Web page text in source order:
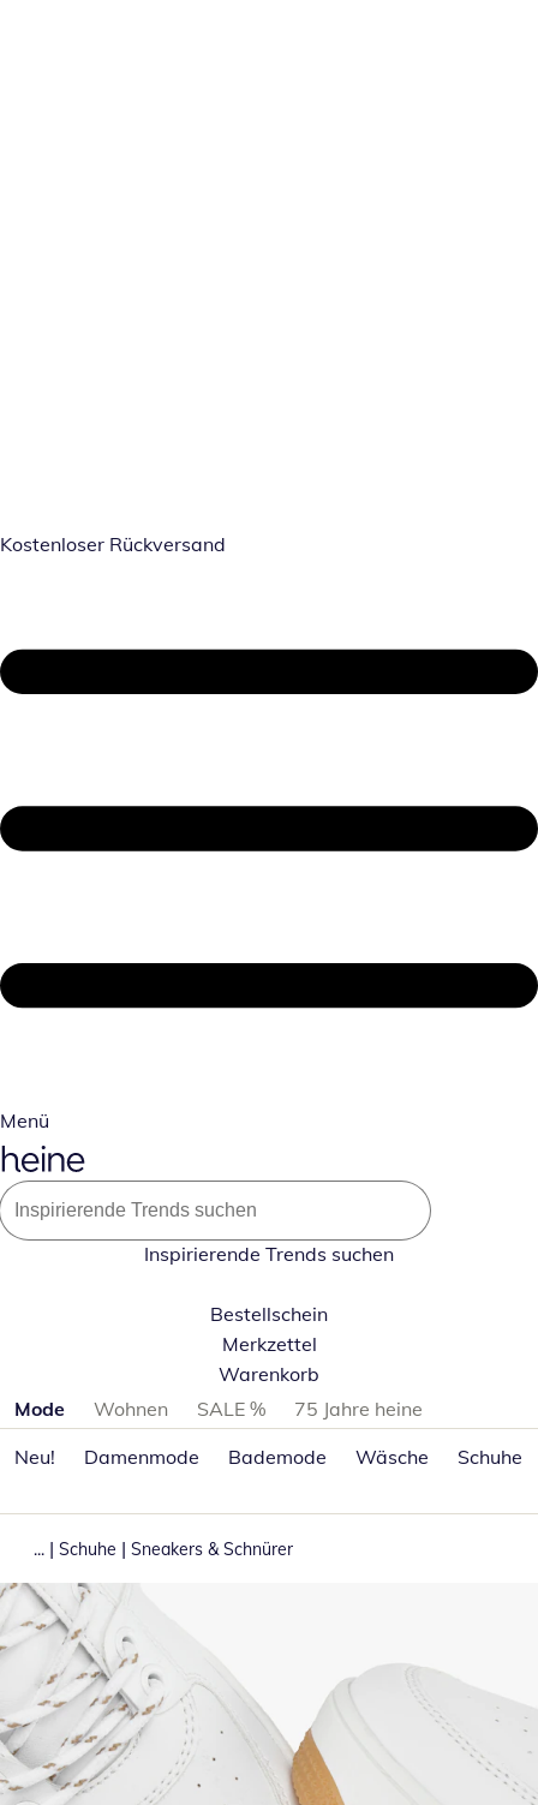
Kostenloser Rückversand
Menü
Inspirierende Trends suchen
Bestellschein
Merkzettel
Warenkorb
Produktkategorien überspringen
Mode Wohnen SALE %
75 Jahre heine
Neu!
Damenmode Bademode Wäsche Schuhe
... | Schuhe | Sneakers & Schnürer